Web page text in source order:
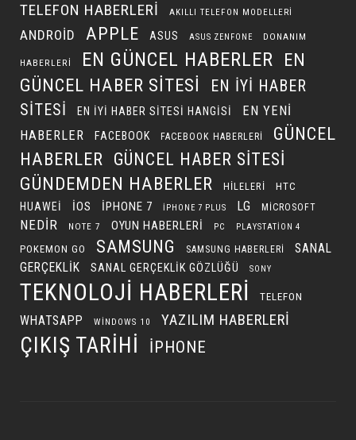
TELEFON HABERLERI
AKILLI TELEFON MODELLERI
ANDROID APPLE ASUS ASUS ZENFONE DONANIM
HABERLERI EN GÜNCEL HABERLER EN
GÜNCEL HABER SITESI
EN IYI HABER
SITESI
EN IYI HABER SITESI HANGISI
EN YENI
HABERLER
FACEBOOK FACEBOOK HABERLERI
GÜNCEL
HABERLER
GÜNCEL HABER SITESI
GÜNDEMDEN HABERLER HILELERI HTC
HUAWEI IOS IPHONE 7 IPHONE 7 PLUS LG MICROSOFT
NEDIR NOTE 7 OYUN HABERLERI PC PLAYSTATION 4
POKEMON GO SAMSUNG SAMSUNG HABERLERI
SANAL
GERÇEKLIK
SANAL GERÇEKLIK GÖZLÜĞÜ SONY
TEKNOLOJI HABERLERI TELEFON
WHATSAPP WINDOWS 10 YAZILIM HABERLERI
ÇIKIŞ TARIHI İPHONE